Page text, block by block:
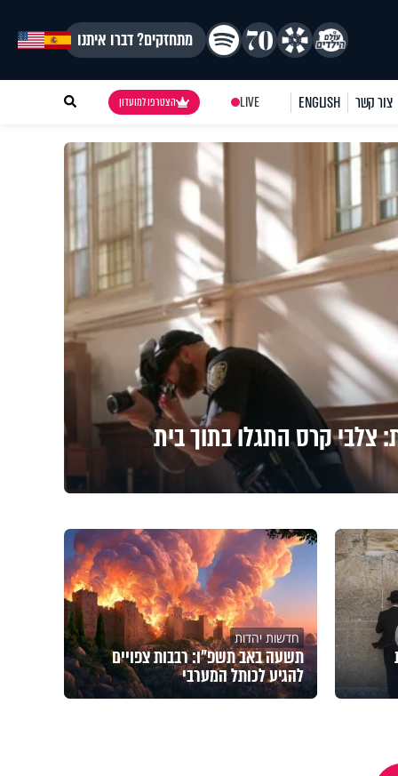
מתחזקים? דברו איתנו
צור קשר ENGLISH
LIVE הצטרפו למועדון
צלבי קרס התגלו בתוך בית
חדשות יהדות
תשעה באב תשפ"ו: רבבות צפויים
להגיע לכותל המערבי